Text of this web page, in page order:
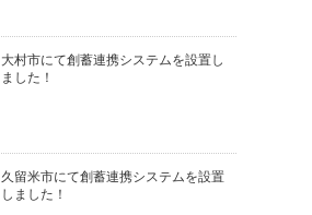
大村市にて創蓄連携システムを設置し
ました！
久留米市にて創蓄連携システムを設置
しました！